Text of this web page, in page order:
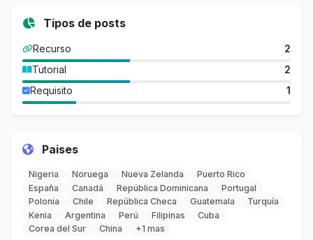
Tipos de posts
Recurso
2
Tutorial
2
Requisito
1
Paises
Nigeria Noruega Nueva Zelanda
Puerto Rico
España
Canadá República Dominicana
Portugal
Polonia
Chile República Checa Guatemala
Turquía
Kenia
Argentina Perú Filipinas
Cuba
Corea del Sur
China +1 mas